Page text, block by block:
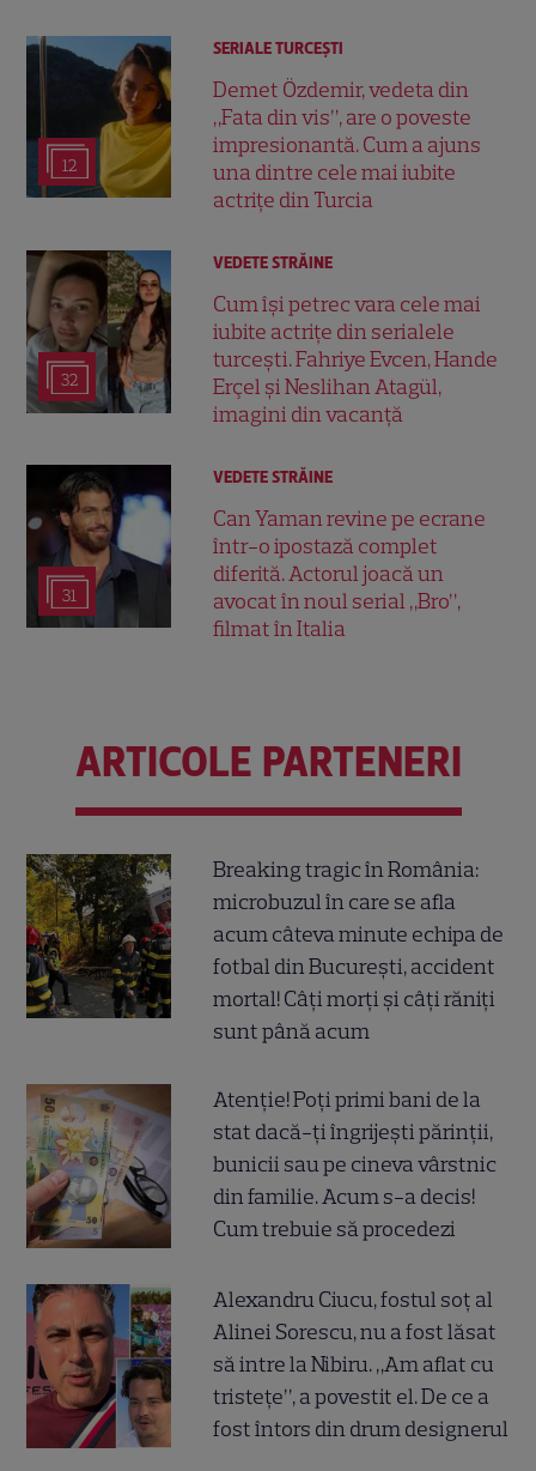
12
SERIALE TURCEŞTI
Demet Özdemir, vedeta din
„Fata din vis”, are o poveste
impresionantă. Cum a ajuns
una dintre cele mai iubite
actrițe din Turcia
32
VEDETE STRĂINE
Cum își petrec vara cele mai
iubite actrițe din serialele
turcești. Fahriye Evcen, Hande
Erçel și Neslihan Atagül,
imagini din vacanță
31
VEDETE STRĂINE
Can Yaman revine pe ecrane
într-o ipostază complet
diferită. Actorul joacă un
avocat în noul serial „Bro”,
filmat în Italia
ARTICOLE PARTENERI
Breaking tragic în România:
microbuzul în care se afla
acum câteva minute echipa de
fotbal din București, accident
mortal! Câți morți și câți răniți
sunt până acum
Atenție! Poți primi bani de la
stat dacă-ți îngrijești părinții,
bunicii sau pe cineva vârstnic
din familie. Acum s-a decis!
Cum trebuie să procedezi
Alexandru Ciucu, fostul soț al
Alinei Sorescu, nu a fost lăsat
să intre la Nibiru. „Am aflat cu
tristețe”, a povestit el. De ce a
fost întors din drum designerul